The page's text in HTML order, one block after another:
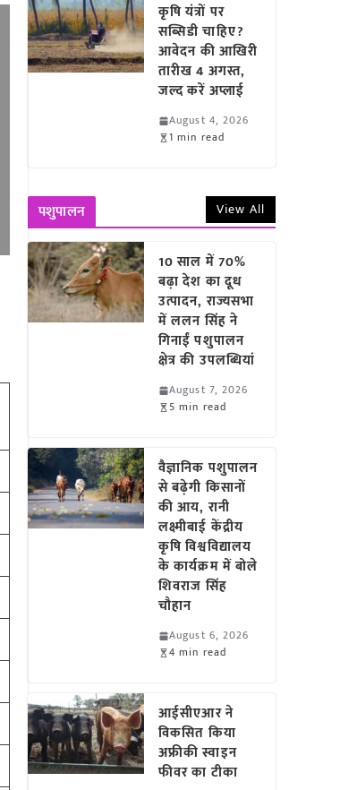
कृषि यंत्रों पर
सब्सिडी चाहिए?
आवेदन की आखिरी
तारीख 4 अगस्त,
जल्द करें अप्लाई
August 4, 2026
1 min read
पशुपालन View All
10 साल में 70%
बढ़ा देश का दूध
उत्पादन, राज्यसभा
में ललन सिंह ने
गिनाईं पशुपालन
क्षेत्र की उपलब्धियां
August 7, 2026
5 min read
वैज्ञानिक पशुपालन
से बढ़ेगी किसानों
की आय, रानी
लक्ष्मीबाई केंद्रीय
कृषि विश्वविद्यालय
के कार्यक्रम में बोले
शिवराज सिंह
चौहान
August 6, 2026
4 min read
आईसीएआर ने
विकसित किया
अफ्रीकी स्वाइन
फीवर का टीका